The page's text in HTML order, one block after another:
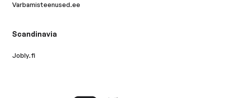
Varbamisteenused.ee
Scandinavia
Jobly.fi